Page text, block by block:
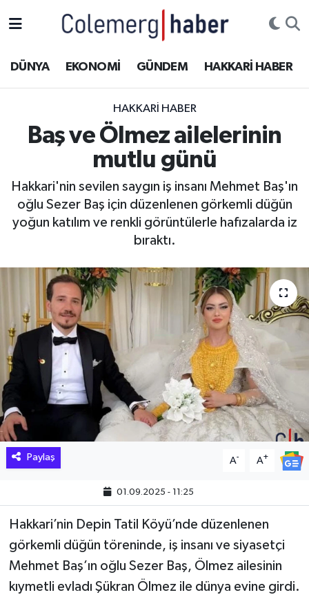
DÜNYA EKONOMİ GÜNDEM HAKKARİ HABER
HAKKARI HABER
Baş ve Ölmez ailelerinin
mutlu günü
Hakkari'nin sevilen saygın iş insanı Mehmet Baş'ın
oğlu Sezer Baş için düzenlenen görkemli düğün
yoğun katılım ve renkli görüntülerle hafızalarda iz
bıraktı.
Paylaş A- A+
01.09.2025 - 11:25
Hakkari’nin Depin Tatil Köyü’nde düzenlenen
görkemli düğün töreninde, iş insanı ve siyasetçi
Mehmet Baş’ın oğlu Sezer Baş, Ölmez ailesinin
kıymetli evladı Şükran Ölmez ile dünya evine girdi.
ASAYİŞ
DÜNYA
EĞİTİM
GÜNDEM
Hakkari Haber
İLGİNÇ HABERLER
KADIN
KÜLTÜR SANAT
POLİTİKA
REKLAM
Hakkâri Hava Durumu
Hakkari Namaz Vakitleri
Hakkâri Trafik Yoğunluk Haritası
Süper Lig Puan Durumu ve Fikstür
Tüm Manşetler
Haber Arşivi